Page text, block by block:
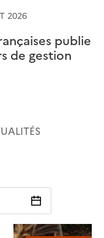
2026
publie
de gestion